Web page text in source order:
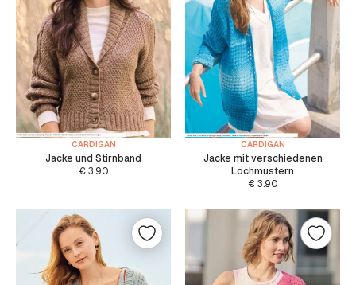
CARDIGAN
Jacke und Stirnband
€3.90
CARDIGAN
Jacke mit verschiedenen
Lochmustern
€3.90